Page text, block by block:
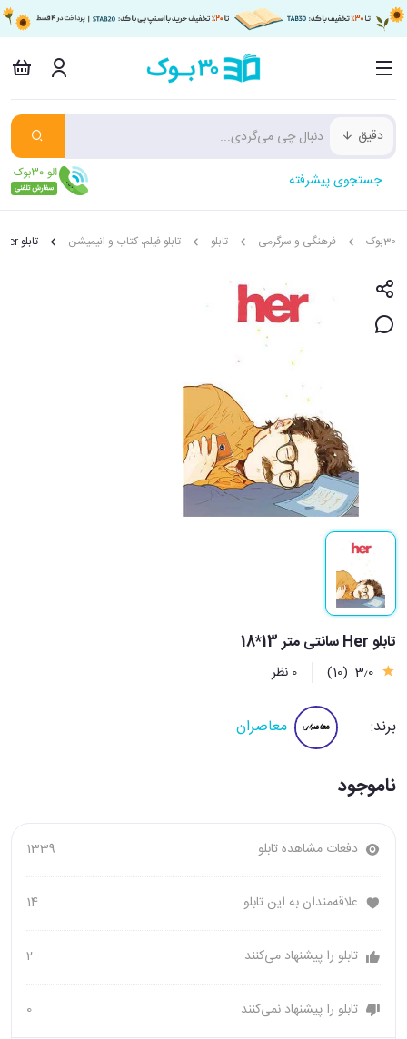
دقیق
جستجوی پیشرفته
30بوک فرهنگی و سرگرمی تابلو تابلو فیلم، کتاب و انیمیشن تابلو Her سانتی متر 13*18
تابلو Her سانتی متر 13*18
3٫0 (10) 0 نظر
برند: معاصران
ناموجود
دفعات مشاهده تابلو 1339
علاقه‌مندان به این تابلو 14
تابلو را پیشنهاد می‌کنند 2
تابلو را پیشنهاد نمی‌کنند 0